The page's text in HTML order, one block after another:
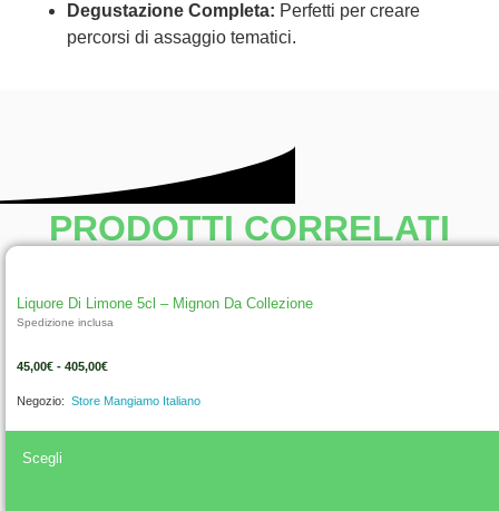
Degustazione Completa: Perfetti per creare
percorsi di assaggio tematici.
PRODOTTI CORRELATI
Liquore Di Limone 5cl – Mignon Da Collezione
Spedizione inclusa
45,00€ - 405,00€
Negozio: Store Mangiamo Italiano
Scegli